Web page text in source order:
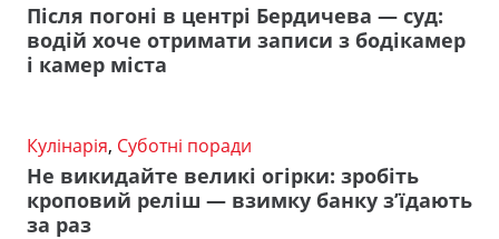
Після погоні в центрі Бердичева — суд:
водій хоче отримати записи з бодікамер
і камер міста
Кулінарія, Суботні поради
Не викидайте великі огірки: зробіть
кроповий реліш — взимку банку з’їдають
за раз